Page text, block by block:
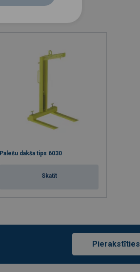
Palešu dakša tips 6030
Skatīt
Pierakstīties